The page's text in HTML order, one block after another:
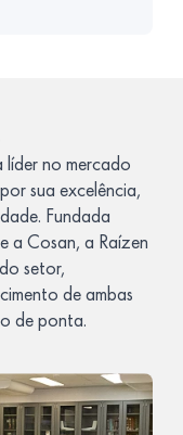
líder no mercado
sua excelência,
Fundada
a Cosan, a Raízen
setor,
de ambas
de ponta.